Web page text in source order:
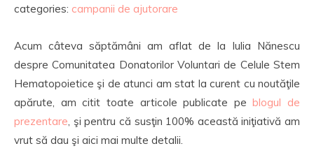
categories: campanii de ajutorare
Acum câteva săptămâni am aflat de la Iulia Nănescu
despre Comunitatea Donatorilor Voluntari de Celule Stem
Hematopoietice şi de atunci am stat la curent cu noutăţile
apărute, am citit toate articole publicate peblogul de
prezentare, şi pentru că susţin 100% această iniţiativă am
vrut să dau şi aici mai multe detalii.